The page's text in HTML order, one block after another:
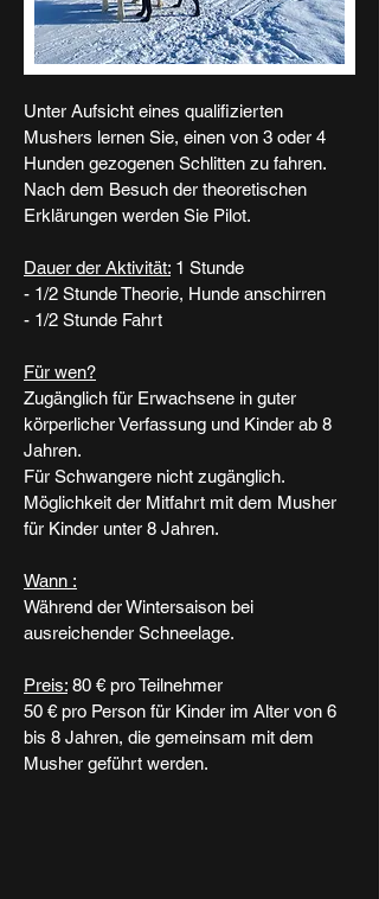
Unter Aufsicht eines qualifizierten
Mushers lernen Sie, einen von 3 oder 4
Hunden gezogenen Schlitten zu fahren.
Nach dem Besuch der theoretischen
Erklärungen werden Sie Pilot.
Dauer der Aktivität: 1 Stunde
- 1/2 Stunde Theorie, Hunde anschirren
- 1/2 Stunde Fahrt
Für wen?
Zugänglich für Erwachsene in guter
körperlicher Verfassung und Kinder ab 8
Jahren.
Für Schwangere nicht zugänglich.
Möglichkeit der Mitfahrt mit dem Musher
für Kinder unter 8 Jahren.
Wann :
Während der Wintersaison bei
ausreichender Schneelage.
Preis: 80 € pro Teilnehmer
50 € pro Person für Kinder im Alter von 6
bis 8 Jahren, die gemeinsam mit dem
Musher geführt werden.